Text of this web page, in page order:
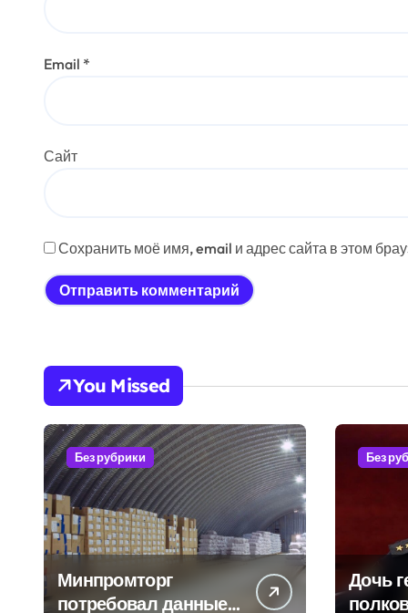
Email *
Сайт
Сохранить моё имя, email и адрес сайта в этом
You Missed
Без рубрики
Минпромторг
потребовал данные
Без
Дочь